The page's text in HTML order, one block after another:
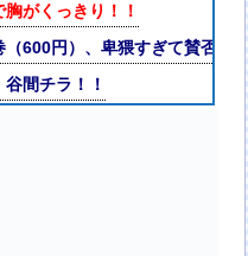
がくっきり！！
（600円）、卑猥すぎて賛否
間チラ！！